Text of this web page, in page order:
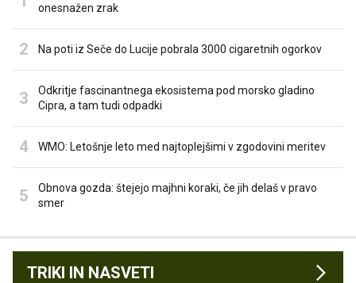
onesnažen zrak
Na poti iz Seče do Lucije pobrala 3000 cigaretnih ogorkov
Odkritje fascinantnega ekosistema pod morsko gladino
Cipra, a tam tudi odpadki
WMO: Letošnje leto med najtoplejšimi v zgodovini meritev
Obnova gozda: štejejo majhni koraki, če jih delaš v pravo
smer
TRIKI IN NASVETI